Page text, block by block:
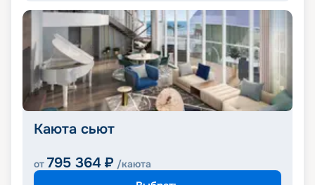
Каюта сьют
от 795 364 ₽ /каюта